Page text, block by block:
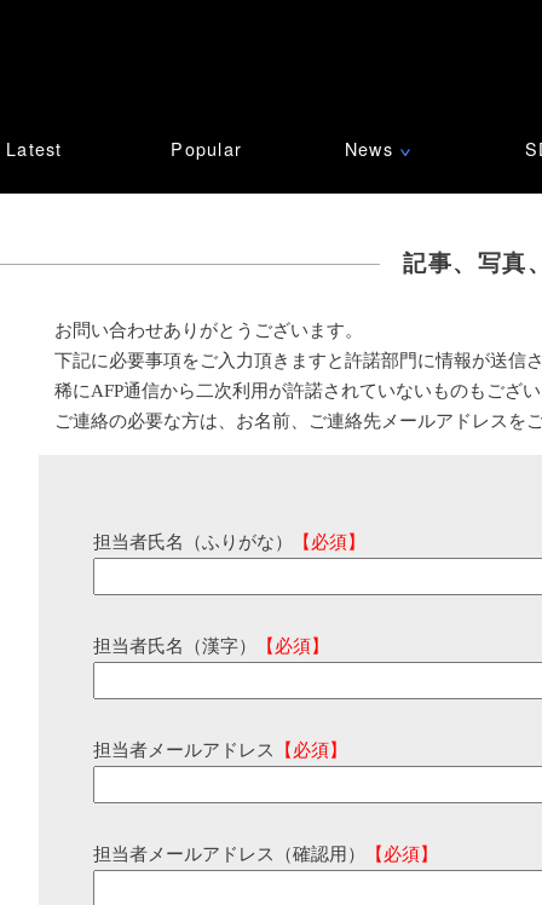
Latest Popular News ∨
記事、写真
お問い合わせありがとうございます。
下記に必要事項をご入力頂きますと許諾部門に情報が送信
稀にAFP通信から二次利用が許諾されていないものもござ
ご連絡の必要な方は、お名前、ご連絡先メールアドレスを
担当者氏名（ふりがな） 【必須】
担当者氏名（漢字） 【必須】
担当者メールアドレス 【必須】
担当者メールアドレス（確認用） 【必須】